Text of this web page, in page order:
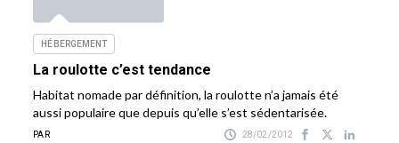
HÉBERGEMENT
La roulotte c’est tendance
Habitat nomade par définition, la roulotte n’a jamais été
aussi populaire que depuis qu’elle s’est sédentarisée.
PAR 28/02/2012